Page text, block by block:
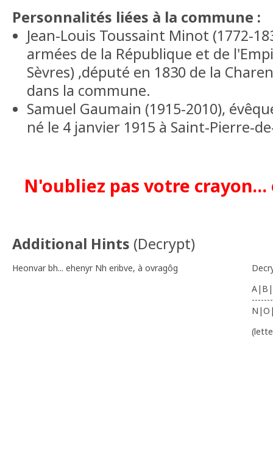
Personnalités liées à la commune :
Jean-Louis Toussaint Minot (1772-
armées de la République et de
Sèvres) ,député en 1830 de la
dans la commune.
Samuel Gaumain (1915-2010),
né le 4 janvier 1915 à Saint-Pierre-
N'oubliez pas votre
Additional Hints (Decrypt)
Heonvar bh... ehenyr Nh eribve, à ovragôg